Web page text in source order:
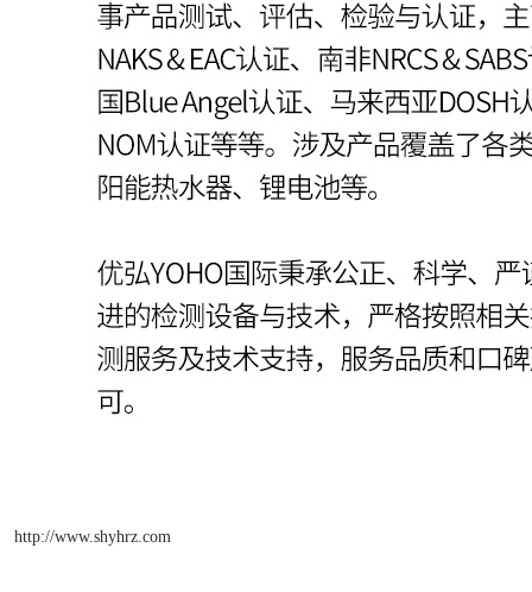
http://www.shyhrz.com